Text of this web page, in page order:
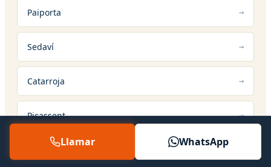
Paiporta
Sedaví
Catarroja
Picassent
Llamar WhatsApp